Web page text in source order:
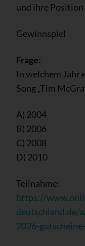
und ihre
Gewinnspiel
Frage:
In welchem Jahr
Song „Tim
A) 2004
B) 2006
C) 2008
D) 2010
Teilnahme:
https://
deutschland.de/
2026-